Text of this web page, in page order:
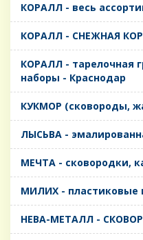
КОРАЛЛ - весь
КОРАЛЛ - СНЕЖНАЯ
КОРАЛЛ - тарелочная
наборы - Краснодар
КУКМОР (сковороды,
ЛЫСЬВА -
МЕЧТА - сковородки,
МИЛИХ - пластиковые
НЕВА-МЕТАЛЛ -